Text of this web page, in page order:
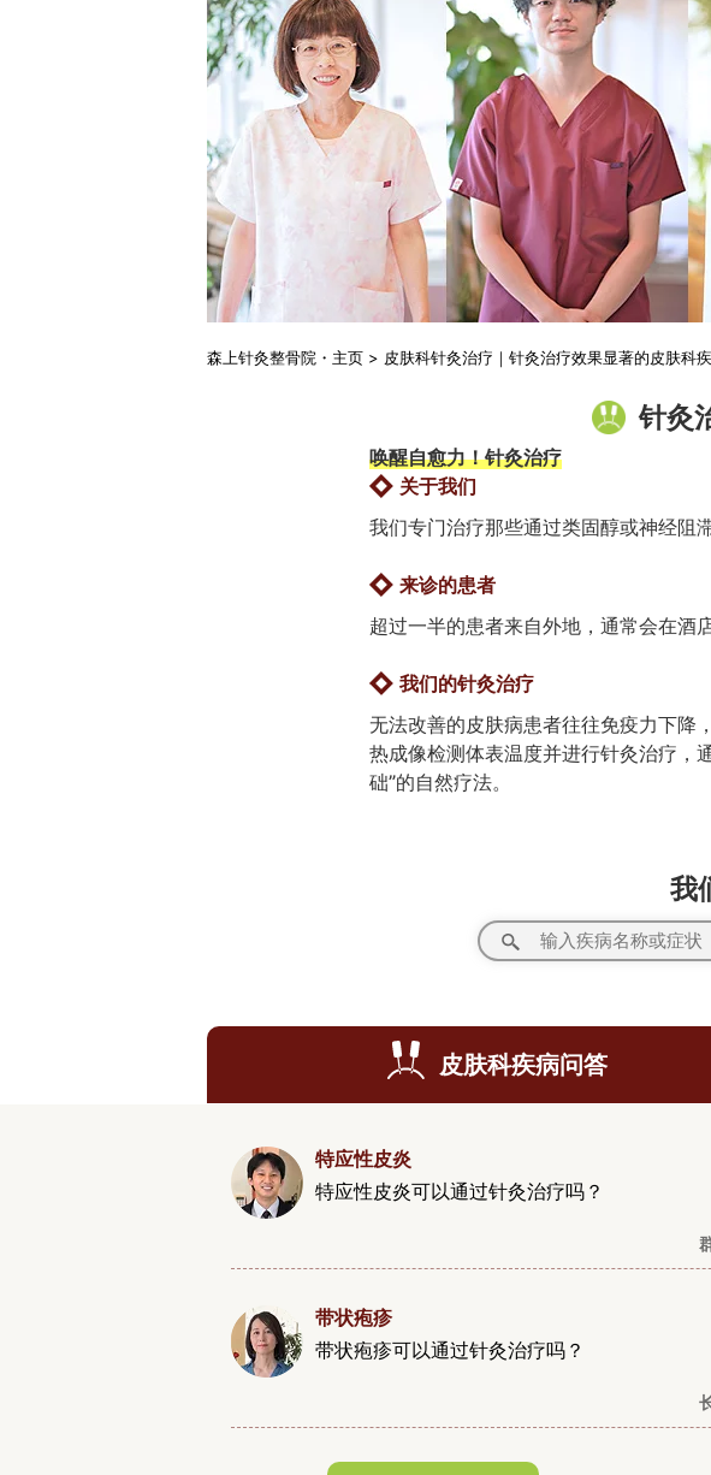
森上针灸整骨院・主页 > 皮肤科针灸治疗｜针灸治疗效果显著的皮肤科
针灸
唤醒自愈力！针灸治疗
关于我们
我们专门治疗那些通过类固醇或神经阻
来诊的患者
超过一半的患者来自外地，通常会在酒
我们的针灸治疗
无法改善的皮肤病患者往往免疫力下降
热成像检测体表温度并进行针灸治疗，
础”的自然疗法。
我
皮肤科疾病问答
特应性皮炎
特应性皮炎可以通过针灸治疗吗？
带状疱疹
带状疱疹可以通过针灸治疗吗？